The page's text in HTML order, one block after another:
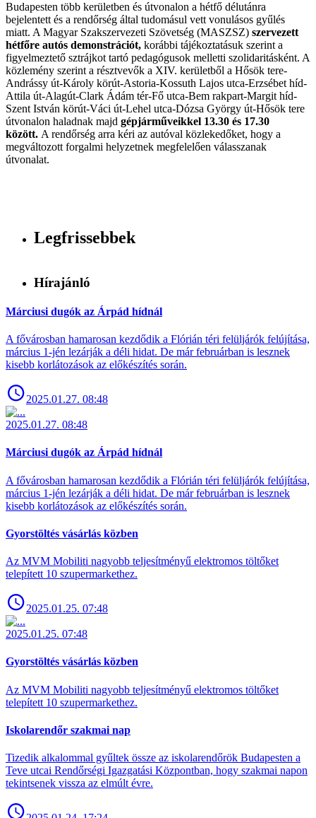
Budapesten több kerületben és útvonalon a hétfő délutánra
bejelentett és a rendőrség által tudomásul vett vonulásos gyűlés
miatt. A Magyar Szakszervezeti Szövetség (MASZSZ) szervezett
hétfőre autós demonstrációt, korábbi tájékoztatásuk szerint a
figyelmeztető sztrájkot tartó pedagógusok melletti szolidaritásként. A
közlemény szerint a résztvevők a XIV. kerületből a Hősök tere-
Andrássy út-Károly körút-Astoria-Kossuth Lajos utca-Erzsébet híd-
Attila út-Alagút-Clark Ádám tér-Fő utca-Bem rakpart-Margit híd-
Szent István körút-Váci út-Lehel utca-Dózsa György út-Hősök tere
útvonalon haladnak majd gépjárműveikkel 13.30 és 17.30
között. A rendőrség arra kéri az autóval közlekedőket, hogy a
megváltozott forgalmi helyzetnek megfelelően válasszanak
útvonalat.
Legfrissebbek
Hírajánló
Márciusi dugók az Árpád hídnál
A fővárosban hamarosan kezdődik a Flórián téri felüljárók felújítása,
március 1-jén lezárják a déli hidat. De már februárban is lesznek
kisebb korlátozások az előkészítés során.
2025.01.27. 08:48
2025.01.27. 08:48
Márciusi dugók az Árpád hídnál
A fővárosban hamarosan kezdődik a Flórián téri felüljárók felújítása,
március 1-jén lezárják a déli hidat. De már februárban is lesznek
kisebb korlátozások az előkészítés során.
Gyorstöltés vásárlás közben
Az MVM Mobiliti nagyobb teljesítményű elektromos töltőket
telepített 10 szupermarkethez.
2025.01.25. 07:48
2025.01.25. 07:48
Gyorstöltés vásárlás közben
Az MVM Mobiliti nagyobb teljesítményű elektromos töltőket
telepített 10 szupermarkethez.
Iskolarendőr szakmai nap
Tizedik alkalommal gyűltek össze az iskolarendőrök Budapesten a
Teve utcai Rendőrségi Igazgatási Központban, hogy szakmai napon
tekintsenek vissza az elmúlt évre.